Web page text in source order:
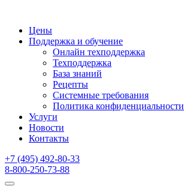
Цены
Поддержка и обучение
Онлайн техподдержка
Техподдержка
База знаний
Рецепты
Системные требования
Политика конфиденциальности
Услуги
Новости
Контакты
+7 (495) 492-80-33
8-800-250-73-88